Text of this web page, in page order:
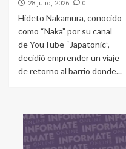
28 julio, 2026 0
Hideto Nakamura, conocido
como “Naka” por su canal
de YouTube “Japatonic”,
decidió emprender un viaje
de retorno al barrio donde...